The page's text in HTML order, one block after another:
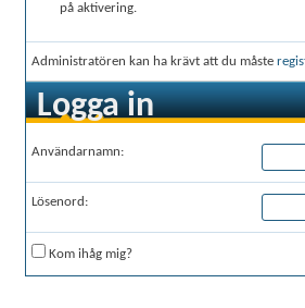
på aktivering.
Administratören kan ha krävt att du måste
Logga in
Användarnamn:
Lösenord:
Kom ihåg mig?